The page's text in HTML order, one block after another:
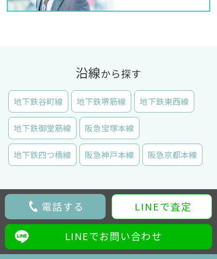
沿線から探す
地下鉄谷町線 地下鉄堺筋線 地下鉄東西線
地下鉄御堂筋線 阪急宝塚本線
地下鉄四つ橋線 阪急神戸本線 阪急京都本線
電話する LINEで査定
LINEでお問い合わせ